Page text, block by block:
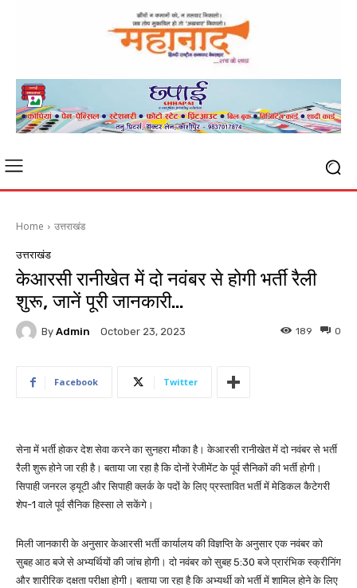
Home उत्तराखंड
उत्तराखंड
केआरसी रानीखेत में दो नवंबर से होगी भर्ती रैली
शुरू, जानें पूरी जानकारी…
By Admin October 23, 2023 0
189
Facebook Twitter
सेना में भर्ती होकर देश सेवा करने का सुनहरा मौका है। केआरसी रानीखेत में दो नवंबर से भर्ती
रैली शुरू होने जा रही है। बताया जा रहा है कि दोनों रेजीमेंट के पूर्व सैनिकों की भर्ती होगी।
सिपाही जनरल ड्यूटी और सिपाही क्लर्क के पदों के लिए प्रस्तावित भर्ती में मेडिकल कैटेगरी
शेप-1 वाले पूर्व सैनिक हिस्सा ले सकेंगे।
मिली जानकारी के अनुसार केआरसी भर्ती कार्यालय की विज्ञप्ति के अनुसार एक नवंबर को
सुबह आठ बजे से अभ्यर्थियों की जांच होगी। दो नवंबर को सुबह 5:30 बजे प्रारंभिक स्क्रीनिंग
और शारीरिक दक्षता परीक्षा होगी। बताया जा रहा है कि अभ्यर्थी को भर्ती में शामिल होने के लिए